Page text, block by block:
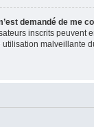
demandé de me
inscrits peuvent
utilisation